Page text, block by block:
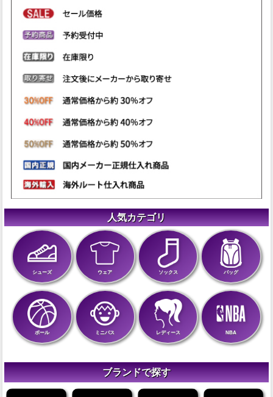
人気カテゴリ
シューズ ウェア ソックス バッグ
ボール ミニバス レディース NBA
ブランドで探す